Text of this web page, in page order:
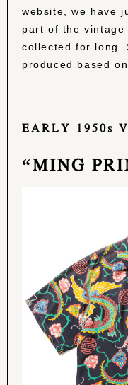
website, we have
part of the
collected for long.
produced based
EARLY 1950s
“MING